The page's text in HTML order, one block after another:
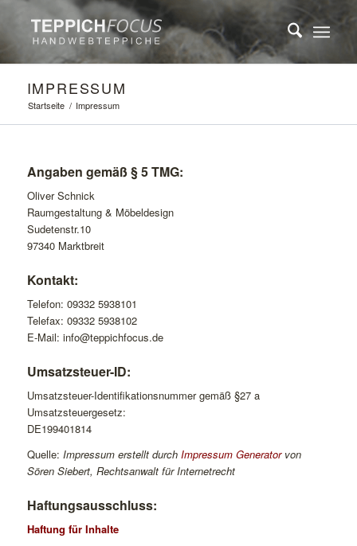
IMPRESSUM
Startseite / Impressum
Angaben gemäß § 5 TMG:
Oliver Schnick
Raumgestaltung & Möbeldesign
Sudetenstr.10
97340 Marktbreit
Kontakt:
Telefon: 09332 5938101
Telefax: 09332 5938102
E-Mail: info@teppichfocus.de
Umsatzsteuer-ID:
Umsatzsteuer-Identifikationsnummer gemäß §27 a
Umsatzsteuergesetz:
DE199401814
Quelle: Impressum erstellt durch Impressum Generatorvon
Sören Siebert, Rechtsanwalt für Internetrecht
Haftungsausschluss:
Haftung für Inhalte